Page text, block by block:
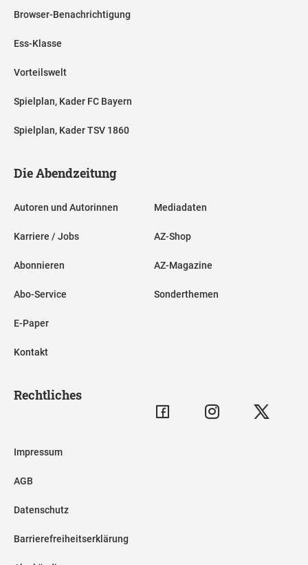
Browser-Benachrichtigung
Ess-Klasse
Vorteilswelt
Spielplan, Kader FC Bayern
Spielplan, Kader TSV 1860
Die Abendzeitung
Autoren und Autorinnen
Karriere / Jobs
Abonnieren
Abo-Service
E-Paper
Kontakt
Mediadaten
AZ-Shop
AZ-Magazine
Sonderthemen
Rechtliches
Impressum
AGB
Datenschutz
Barrierefreiheitserklärung